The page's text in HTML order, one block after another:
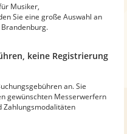
Musiker,
Sie eine große Auswahl an
keine Registrierung
an. Sie
gewünschten Messerwerfern
Zahlungsmodalitäten